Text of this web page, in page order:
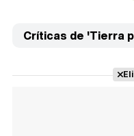
Críticas de 'Tierra